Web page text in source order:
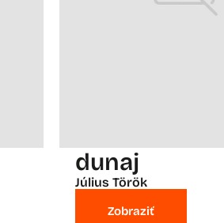
dunaj
Július Török
Zobraziť